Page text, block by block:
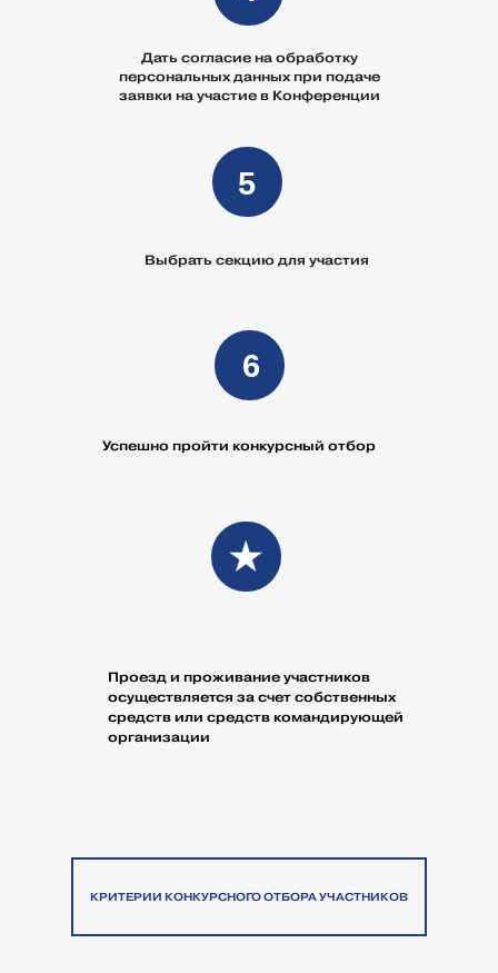
Дать согласие на обработку
персональных данных при подаче
заявки на участие в Конференции
5
6
КРИТЕРИИ КОНКУРСНОГО ОТБОРА УЧАСТНИКОВ
Выбрать секцию для участия
Успешно пройти конкурсный отбор
Проезд и проживание участников
осуществляется за счет собственных
средств или средств командирующей
организации